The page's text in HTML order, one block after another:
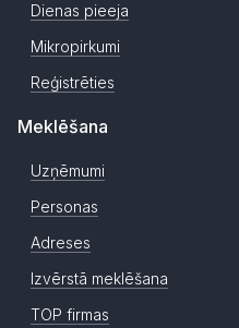
Dienas pieeja
Mikropirkumi
Reģistrēties
Meklēšana
Uzņēmumi
Personas
Adreses
Izvērstā meklēšana
TOP firmas